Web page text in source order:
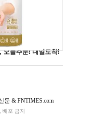
문 & FNTIMES.com
배포 금지